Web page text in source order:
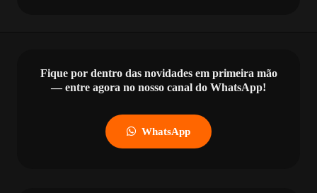
Fique por dentro das novidades em primeira mão
— entre agora no nosso canal do WhatsApp!
WhatsApp